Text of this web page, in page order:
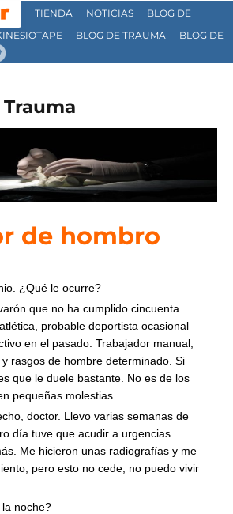
TIENDA NOTICIAS
BLOG DE
BLOG DE TRAUMA
BLOG DE
de hombro
¿Qué le ocurre?
que no ha cumplido cincuenta
probable deportista ocasional
en el pasado. Trabajador manual,
rasgos de hombre determinado. Si
que le duele bastante. No es de los
pequeñas molestias.
doctor. Llevo varias semanas de
día tuve que acudir a urgencias
Me hicieron unas radiografías y me
pero esto no cede; no puedo vivir
noche?